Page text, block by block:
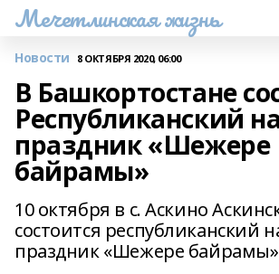
Мечетлинская жизнь
Новости 8 ОКТЯБРЯ 2020, 06:00
В Башкортостане
Республиканский
праздник «Шежере
байрамы»
10 октября в с. Аскино
состоится республиканский
праздник «Шежере